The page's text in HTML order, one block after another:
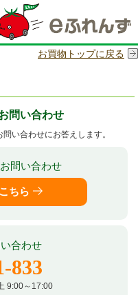
お買物トップに戻る
問い合わせ
い合わせにお答えします。
問い合わせ
ちら
合わせ
833
9:00～17:00